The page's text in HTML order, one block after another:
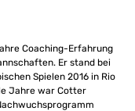
Coaching-Erfahrung
Er stand bei
Spielen 2016 in Rio
Jahre war Cotter